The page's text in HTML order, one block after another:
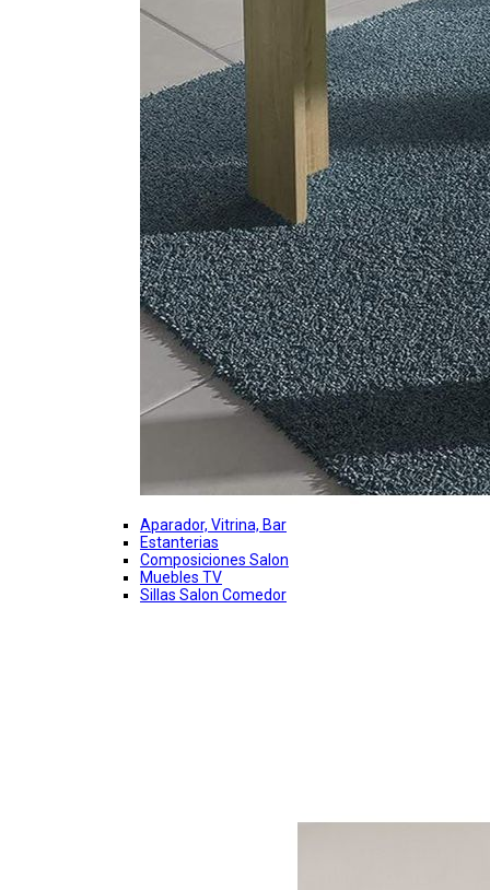
Aparador, Vitrina, Bar
Estanterias
Composiciones Salon
Muebles TV
Sillas Salon Comedor